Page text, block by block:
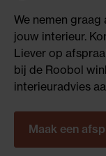
We nemen
jouw interieur.
Liever op
bij de Roobol
interieuradvies
Maak een